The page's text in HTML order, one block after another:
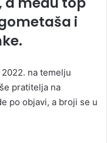
i
na temelju
pratitelja na
po objavi, a broji se u